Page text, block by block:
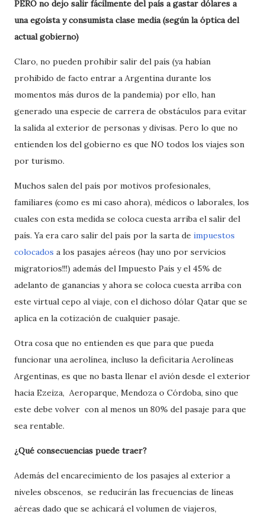
PERO no dejo salir fácilmente del país a gastar dólares a
una egoísta y consumista clase media (según la óptica del
actual gobierno)
Claro, no pueden prohibir salir del país (ya habían
prohibido de facto entrar a Argentina durante los
momentos más duros de la pandemia) por ello, han
generado una especie de carrera de obstáculos para evitar
la salida al exterior de personas y divisas. Pero lo que no
entienden los del gobierno es que NO todos los viajes son
por turismo.
Muchos salen del país por motivos profesionales,
familiares (como es mi caso ahora), médicos o laborales, los
cuales con esta medida se coloca cuesta arriba el salir del
país. Ya era caro salir del país por la sarta de impuestos
colocados a los pasajes aéreos (hay uno por servicios
migratorios!!!) además del Impuesto País y el 45% de
adelanto de ganancias y ahora se coloca cuesta arriba con
este virtual cepo al viaje, con el dichoso dólar Qatar que se
aplica en la cotización de cualquier pasaje.
Otra cosa que no entienden es que para que pueda
funcionar una aerolínea, incluso la deficitaria Aerolíneas
Argentinas, es que no basta llenar el avión desde el exterior
hacia Ezeiza, Aeroparque, Mendoza o Córdoba, sino que
este debe volver con al menos un 80% del pasaje para que
sea rentable.
¿Qué consecuencias puede traer?
Además del encarecimiento de los pasajes al exterior a
niveles obscenos, se reducirán las frecuencias de líneas
aéreas dado que se achicará el volumen de viajeros,